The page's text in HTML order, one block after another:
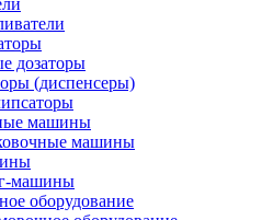
дозаторы
(диспенсеры)
машины
машины
машины
оборудование